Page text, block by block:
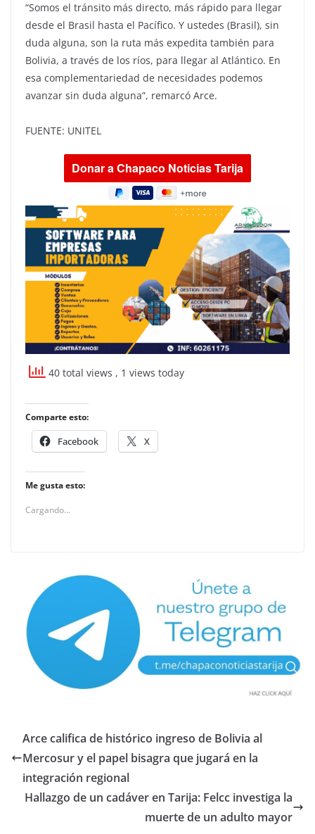
“Somos el tránsito más directo, más rápido para llegar
desde el Brasil hasta el Pacífico. Y ustedes (Brasil), sin
duda alguna, son la ruta más expedita también para
Bolivia, a través de los ríos, para llegar al Atlántico. En
esa complementariedad de necesidades podemos
avanzar sin duda alguna”, remarcó Arce.
FUENTE: UNITEL
40 total views , 1 views today
Comparte esto:
Facebook X
Me gusta esto:
Cargando...
Arce califica de histórico ingreso de Bolivia al
Mercosur y el papel bisagra que jugará en la
integración regional
Hallazgo de un cadáver en Tarija: Felcc investiga la
muerte de un adulto mayor